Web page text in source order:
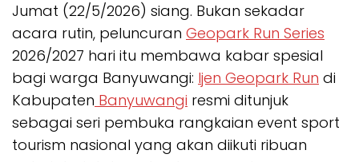
Jumat (22/5/2026) siang. Bukan sekadar
acara rutin, peluncuran Geopark Run Series
2026/2027 hari itu membawa kabar spesial
bagi warga Banyuwangi: Ijen Geopark Run di
Kabupaten Banyuwangi resmi ditunjuk
sebagai seri pembuka rangkaian event sport
tourism nasional yang akan diikuti ribuan